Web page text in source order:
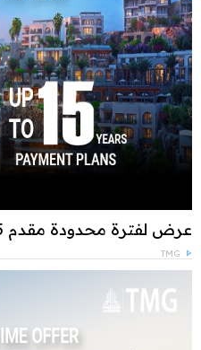
عرض لفترة محدودة مقدم 1.5% و تقسيط علي 15 سنة
TMG